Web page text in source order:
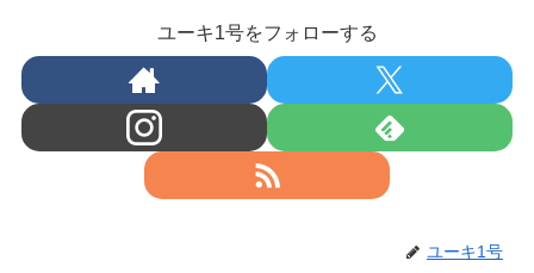
ユーキ1号をフォローする
ユーキ1号